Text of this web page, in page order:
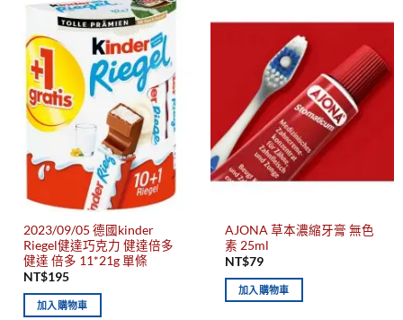
2023/09/05 德國kinder
Riegel健達巧克力 健達倍多
健達 倍多 11*21g 單條
NT$195
加入購物車
AJONA 草本濃縮牙膏 無色
素 25ml
NT$79
加入購物車